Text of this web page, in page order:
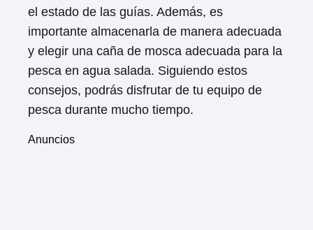
el estado de las guías. Además, es
importante almacenarla de manera adecuada
y elegir una caña de mosca adecuada para la
pesca en agua salada. Siguiendo estos
consejos, podrás disfrutar de tu equipo de
pesca durante mucho tiempo.
Anuncios